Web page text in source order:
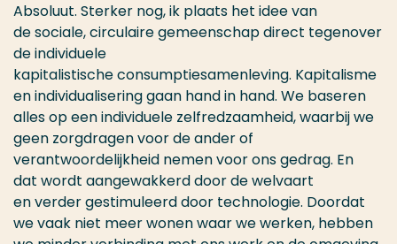
Absoluut. Sterker nog, ik plaats het idee van
de sociale, circulaire gemeenschap direct tegenover
de individuele
kapitalistische consumptiesamenleving. Kapitalisme
en individualisering gaan hand in hand. We baseren
alles op een individuele zelfredzaamheid, waarbij we
geen zorgdragen voor de ander of
verantwoordelijkheid nemen voor ons gedrag. En
dat wordt aangewakkerd door de welvaart
en verder gestimuleerd door technologie. Doordat
we vaak niet meer wonen waar we werken, hebben